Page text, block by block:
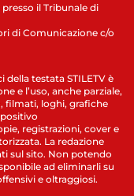
il Tribunale di
di Comunicazione c/o
testata STILETV è
e l’uso, anche parziale,
filmati, loghi, grafiche
registrazioni, cover e
La redazione
sul sito. Non potendo
ad eliminarli su
e oltraggiosi.